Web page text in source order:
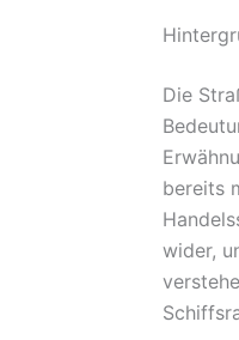
Die
bereits
wider,